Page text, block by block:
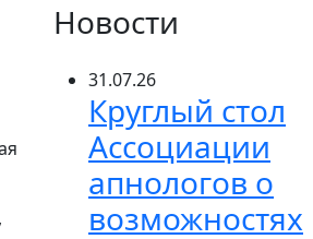
Новости
31.07.26
Круглый стол
Ассоциации
апнологов о
возможностях